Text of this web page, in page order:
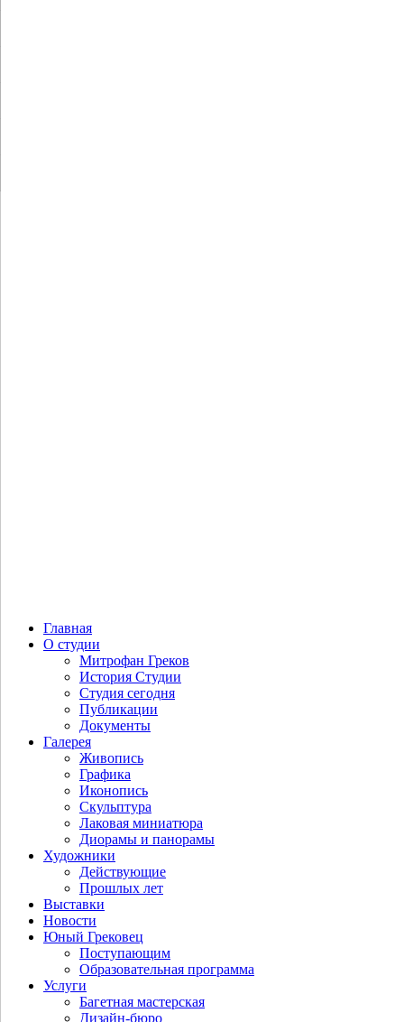
Главная
О студии
Митрофан Греков
История Студии
Студия сегодня
Публикации
Документы
Галерея
Живопись
Графика
Иконопись
Скульптура
Лаковая миниатюра
Диорамы и панорамы
Художники
Действующие
Прошлых лет
Выставки
Новости
Юный Грековец
Поступающим
Образовательная программа
Услуги
Багетная мастерская
Дизайн-бюро